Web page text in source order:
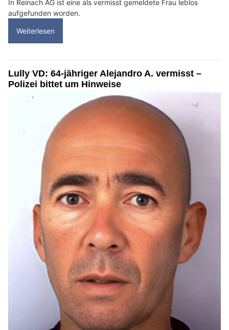
In Reinach AG ist eine als vermisst gemeldete Frau leblos
aufgefunden worden.
Weiterlesen
Lully VD: 64-jähriger Alejandro A. vermisst –
Polizei bittet um Hinweise